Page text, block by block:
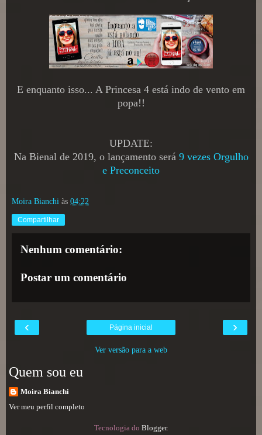
E enquanto isso... A Princesa 4 está indo de vento em
popa!!
UPDATE:
Na Bienal de 2019, o lançamento será 9 vezes Orgulho
e Preconceito
Moira Bianchi às 04:22
Compartilhar
Nenhum comentário:
Postar um comentário
‹ ›
Página inicial
Ver versão para a web
Quem sou eu
Moira Bianchi
Ver meu perfil completo
Tecnologia do Blogger.